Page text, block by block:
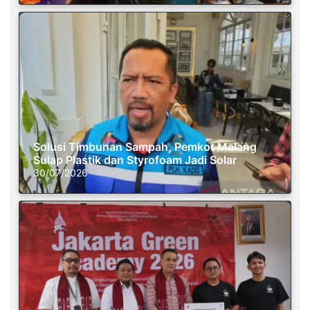
Solusi Timbunan Sampah, Pemkot Malang
Sulap Plastik dan Styrofoam Jadi Solar
30/07/2026